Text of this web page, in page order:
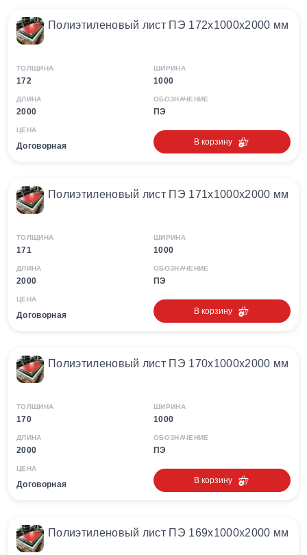
Полиэтиленовый лист ПЭ 172х1000х2000 мм
ТОЛЩИНА
172
ШИРИНА
1000
ДЛИНА
2000
ОБОЗНАЧЕНИЕ
ПЭ
ЦЕНА
Договорная В корзину
Полиэтиленовый лист ПЭ 171х1000х2000 мм
ТОЛЩИНА
171
ШИРИНА
1000
ДЛИНА
2000
ОБОЗНАЧЕНИЕ
ПЭ
ЦЕНА
Договорная В корзину
Полиэтиленовый лист ПЭ 170х1000х2000 мм
ТОЛЩИНА
170
ШИРИНА
1000
ДЛИНА
2000
ОБОЗНАЧЕНИЕ
ПЭ
ЦЕНА
Договорная В корзину
Полиэтиленовый лист ПЭ 169х1000х2000 мм